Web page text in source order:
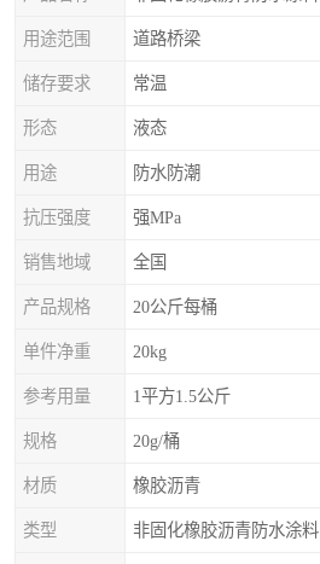
用途范围 道路桥梁
储存要求 常温
形态 液态
用途 防水防潮
抗压强度 强MPa
销售地域 全国
产品规格 20公斤每桶
单件净重 20kg
参考用量 1平方1.5公斤
规格 20g/桶
材质 橡胶沥青
类型 非固化橡胶沥青防水涂料